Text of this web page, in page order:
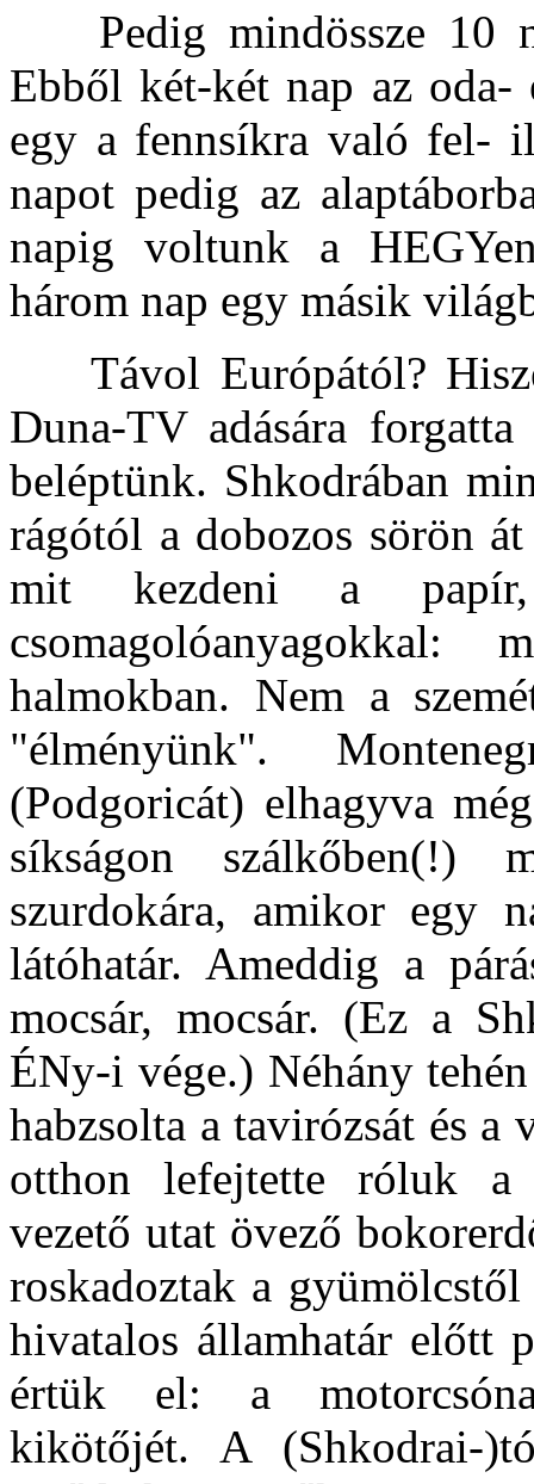
Pedig mindössze 10
Ebből két-két nap az oda-
egy a fennsíkra való fel-
napot pedig az
napig voltunk a
három nap egy másik
Távol Európától?
Duna-TV adására
beléptünk. Shkodrában
rágótól a dobozos sörön
mit kezdeni a
halmokban. Nem a
"élményünk".
(Podgoricát) elhagyva
síkságon szálkőben(!)
szurdokára, amikor egy
látóhatár. Ameddig a
mocsár, mocsár. (Ez a
ÉNy-i vége.) Néhány
habzsolta a tavirózsát és
otthon lefejtette róluk a
vezető utat övező
roskadoztak a
hivatalos államhatár előtt
értük el: a
kikötőjét. A (Shkodrai-